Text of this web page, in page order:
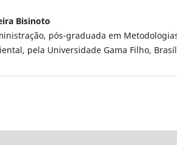
Bisinoto
pós-graduada em
pela Universidade Gama Filho,